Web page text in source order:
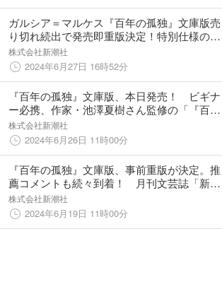
ガルシア＝マルケス『百年の孤独』文庫版売
り切れ続出で発売即重版決定！特別仕様の金
スピンも継続。
株式会社新潮社
2024年6月27日 16時52分
『百年の孤独』文庫版、本日発売！ ビギナ
ー必携、作家・池澤夏樹さん監修の「『百年
の孤独』読み解き支援キット」を無償配布。
解説は筒井康隆氏。
株式会社新潮社
2024年6月26日 11時00分
『百年の孤独』文庫版、事前重版が決定。推
薦コメントも続々到着！ 月刊文芸誌「新
潮」2024年8月号は特集「『百年の孤独』と
出会い直す」
株式会社新潮社
2024年6月19日 11時00分